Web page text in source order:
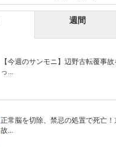
週間
【今週のサンモニ】辺野古転覆事
っ...
正常脳を切除、禁忌の処置で死亡
故...